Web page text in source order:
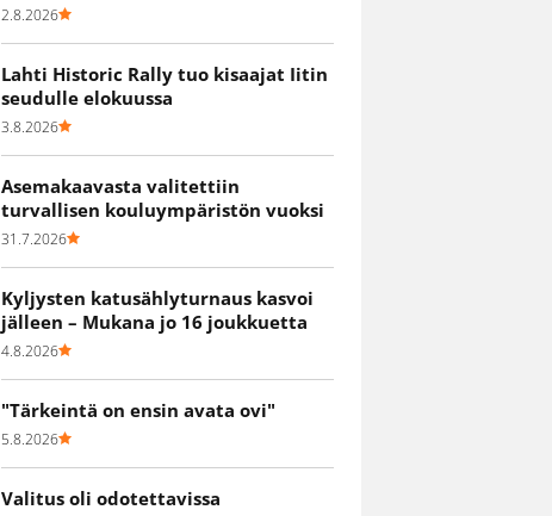
2.8.2026
Lahti Historic Rally tuo kisaajat Iitin
seudulle elokuussa
3.8.2026
Asemakaavasta valitettiin
turvallisen kouluympäristön vuoksi
31.7.2026
Kyljysten katusählyturnaus kasvoi
jälleen – Mukana jo 16 joukkuetta
4.8.2026
"Tärkeintä on ensin avata ovi"
5.8.2026
Valitus oli odotettavissa